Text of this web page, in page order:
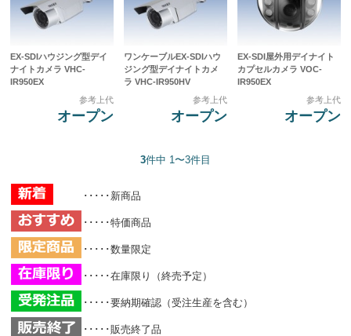
EX-SDIハウジング型デイ
ナイトカメラ VHC-
IR950EX
参考上代
オープン
ワンケーブルEX-SDIハウ
ジング型デイナイトカメ
ラ VHC-IR950HV
参考上代
オープン
EX-SDI屋外用デイナイト
カプセルカメラ VOC-
IR950EX
参考上代
オープン
3件中 1〜3件目
･････新商品
･････特価商品
･････数量限定
･････在庫限り（終売予定）
･････要納期確認（受注生産を含む）
･････販売終了品